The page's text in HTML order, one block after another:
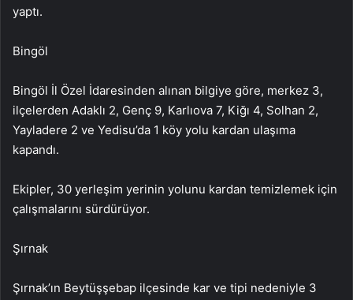
yaptı.
Bingöl
Bingöl İl Özel İdaresinden alınan bilgiye göre, merkez 3,
ilçelerden Adaklı 2, Genç 9, Karlıova 7, Kiğı 4, Solhan 2,
Yayladere 2 ve Yedisu’da 1 köy yolu kardan ulaşıma
kapandı.
Ekipler, 30 yerleşim yerinin yolunu kardan temizlemek için
çalışmalarını sürdürüyor.
Şırnak
Şırnak’ın Beytüşşebap ilçesinde kar ve tipi nedeniyle 3